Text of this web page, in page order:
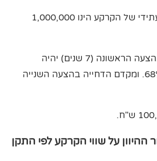
נניח שהשווי העתידי של הקרקע הינו 1,000,000
מקדם דחייה בהצעה הראשונה (7 שנים) יהיה
7^1/1.08 = 68%. ומקדם הדחייה בהצעה השנייה
על שווי הקרקע לפי התקן